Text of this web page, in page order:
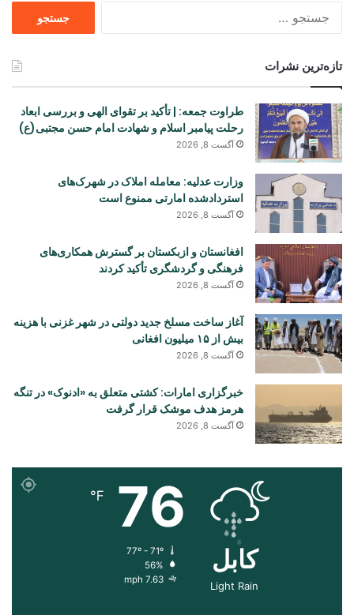
تازه‌ترین نشرات
طراوت جمعه: | تأکید بر تقوای الهی و بررسی ابعاد
رحلت پیامبر اسلام و شهادت امام حسن مجتبی(ع)
آگست 8, 2026
وزارت عدلیه: معامله املاک در شهرک‌های
استردادشده امارتی ممنوع است
آگست 8, 2026
افغانستان و ازبکستان بر گسترش همکاری‌های
فرهنگی و گردشگری تأکید کردند
آگست 8, 2026
آغاز ساخت مسلخ جدید دولتی در شهر غزنی با هزینه
بیش از ۱۵ میلیون افغانی
آگست 8, 2026
خبرگزاری امارات: کشتی متعلق به «ادنوک» در تنگه
هرمز هدف موشک قرار گرفت
آگست 8, 2026
کابل
Light Rain
76
℉
56%
7.63 mph